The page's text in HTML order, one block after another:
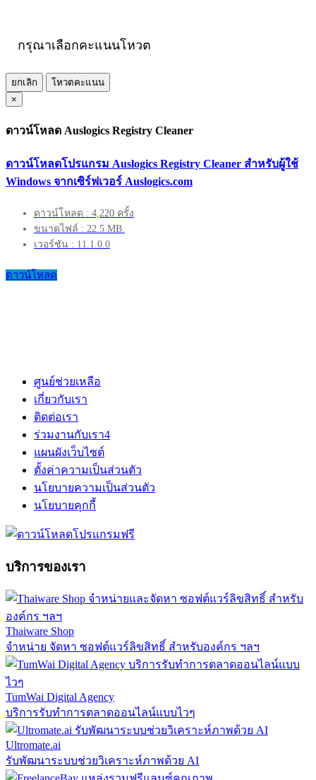
กรุณาเลือกคะแนนโหวต
ยกเลิก
โหวตคะแนน
×
ดาวน์โหลด Auslogics Registry Cleaner
ดาวน์โหลดโปรแกรม Auslogics Registry Cleaner สำหรับผู้ใช้
Windows จากเซิร์ฟเวอร์ Auslogics.com
ดาวน์โหลด : 4,220 ครั้ง
ขนาดไฟล์ : 22.5 MB.
เวอร์ชัน : 11.1.0.0
ดาวน์โหลด
ศูนย์ช่วยเหลือ
เกี่ยวกับเรา
ติดต่อเรา
ร่วมงานกับเรา4
แผนผังเว็บไซต์
ตั้งค่าความเป็นส่วนตัว
นโยบายความเป็นส่วนตัว
นโยบายคุกกี้
บริการของเรา
Thaiware Shop
จำหน่าย จัดหา ซอฟต์แวร์ลิขสิทธิ์ สำหรับองค์กร ฯลฯ
TumWai Digital Agency
บริการรับทำการตลาดออนไลน์แบบไวๆ
Ultromate.ai
รับพัฒนาระบบช่วยวิเคราะห์ภาพด้วย AI